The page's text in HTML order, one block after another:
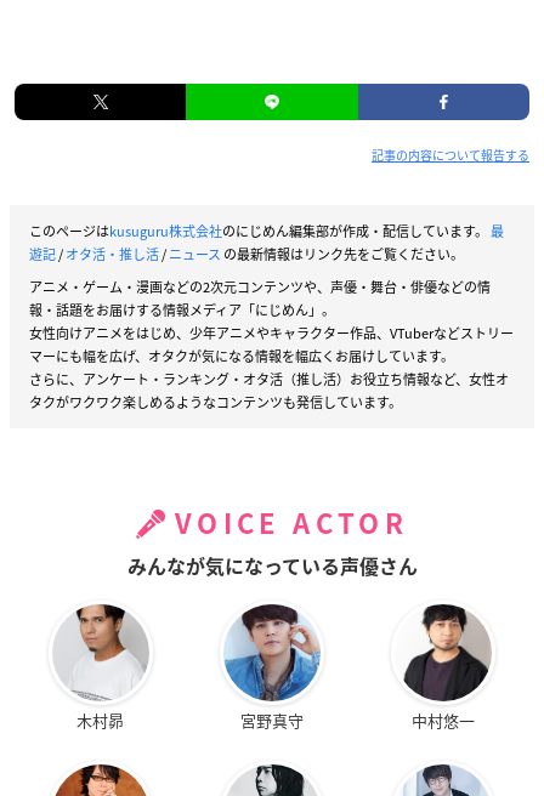
記事の内容について報告する
このページはkusuguru株式会社のにじめん編集部が作成・配信しています。 最
遊記/オタ活・推し活/ニュース の最新情報はリンク先をご覧ください。
アニメ・ゲーム・漫画などの2次元コンテンツや、声優・舞台・俳優などの情
報・話題をお届けする情報メディア「にじめん」。
女性向けアニメをはじめ、少年アニメやキャラクター作品、VTuberなどストリー
マーにも幅を広げ、オタクが気になる情報を幅広くお届けしています。
さらに、アンケート・ランキング・オタ活（推し活）お役立ち情報など、女性オ
タクがワクワク楽しめるようなコンテンツも発信しています。
VOICE ACTOR
みんなが気になっている声優さん
木村昴 宮野真守 中村悠一